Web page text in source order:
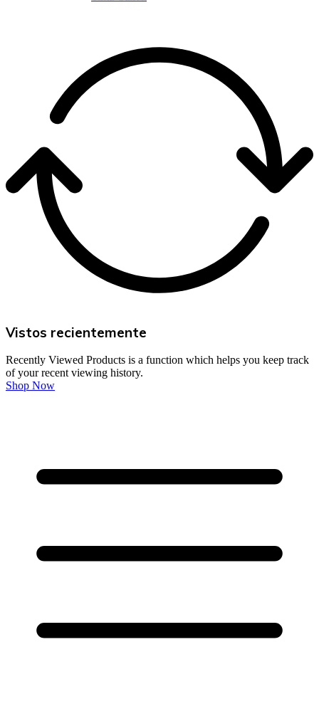
Vistos recientemente
Recently Viewed Products is a function which helps you keep track
of your recent viewing history.
Shop Now